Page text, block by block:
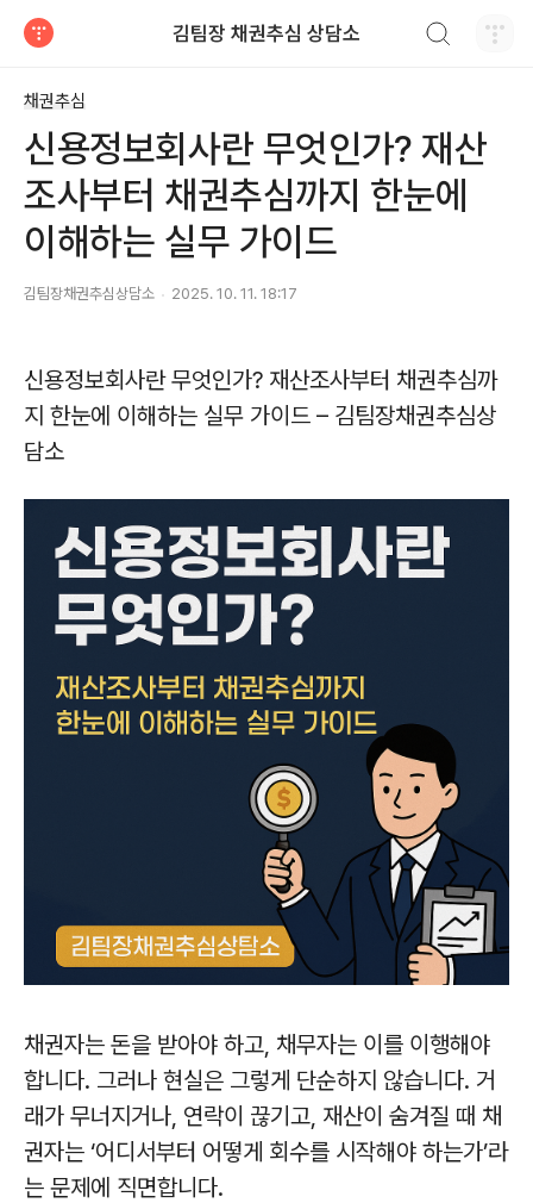
김팀장 채권추심 상담소
채권추심
신용정보회사란 무엇인가? 재산
조사부터 채권추심까지 한눈에
이해하는 실무 가이드
김팀장채권추심상담소 2025. 10. 11. 18:17
신용정보회사란 무엇인가? 재산조사부터 채권추심까
지 한눈에 이해하는 실무 가이드 – 김팀장채권추심상
담소
채권자는 돈을 받아야 하고, 채무자는 이를 이행해야
합니다. 그러나 현실은 그렇게 단순하지 않습니다. 거
래가 무너지거나, 연락이 끊기고, 재산이 숨겨질 때 채
권자는 ‘어디서부터 어떻게 회수를 시작해야 하는가’라
는 문제에 직면합니다.